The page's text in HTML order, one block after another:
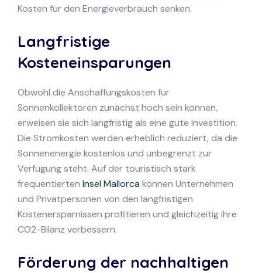
Kosten für den Energieverbrauch senken.
Langfristige
Kosteneinsparungen
Obwohl die Anschaffungskosten für
Sonnenkollektoren zunächst hoch sein können,
erweisen sie sich langfristig als eine gute Investition.
Die Stromkosten werden erheblich reduziert, da die
Sonnenenergie kostenlos und unbegrenzt zur
Verfügung steht. Auf der touristisch stark
frequentierten Insel Mallorca können Unternehmen
und Privatpersonen von den langfristigen
Kostenersparnissen profitieren und gleichzeitig ihre
CO2-Bilanz verbessern.
Förderung der nachhaltigen